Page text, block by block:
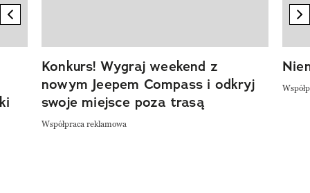
previous element
Konkurs! Wygraj weekend z
nowym Jeepem Compass i odkryj
swoje miejsce poza trasą
Współpraca reklamowa